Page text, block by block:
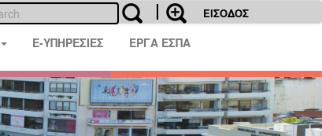
ΕΙΣΟΔΟΣ
E-ΥΠΗΡΕΣΙΕΣ ΕΡΓΑ ΕΣΠΑ